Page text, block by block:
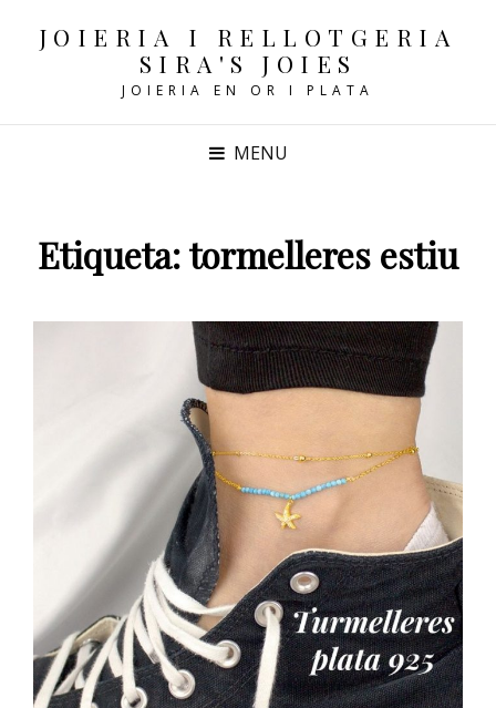
JOIERIA I RELLOTGERIA
SIRA'S JOIES
JOIERIA EN OR I PLATA
MENU
Etiqueta:tormelleres estiu